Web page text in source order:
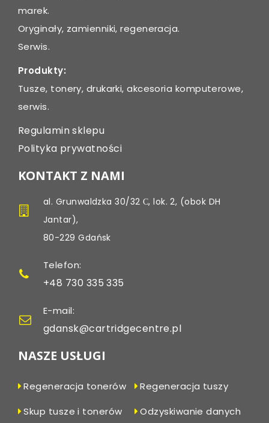
marek.
Oryginały, zamienniki, regeneracja.
Serwis.
Produkty:
Tusze, tonery, drukarki, akcesoria komputerowe,
serwis.
Regulamin sklepu
Polityka prywatności
KONTAKT Z NAMI
al. Grunwaldzka 30/32 С, lok. 2, (obok DH
Jantar),
80-229 Gdańsk
Telefon:
+48 730 335 335
E-mail:
gdansk@cartridgecentre.pl
NASZE USŁUGI
Regeneracja tonerów
Regeneracja tuszy
Skup tusze i tonerów
Odzyskiwanie danych